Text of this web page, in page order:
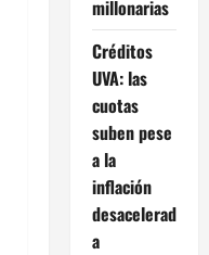
millonarias
Créditos
UVA: las
cuotas
suben pese
a la
inflación
desacelerad
a